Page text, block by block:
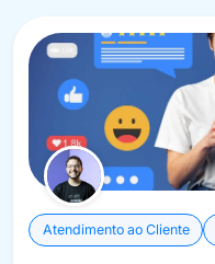
Atendimento ao Cliente